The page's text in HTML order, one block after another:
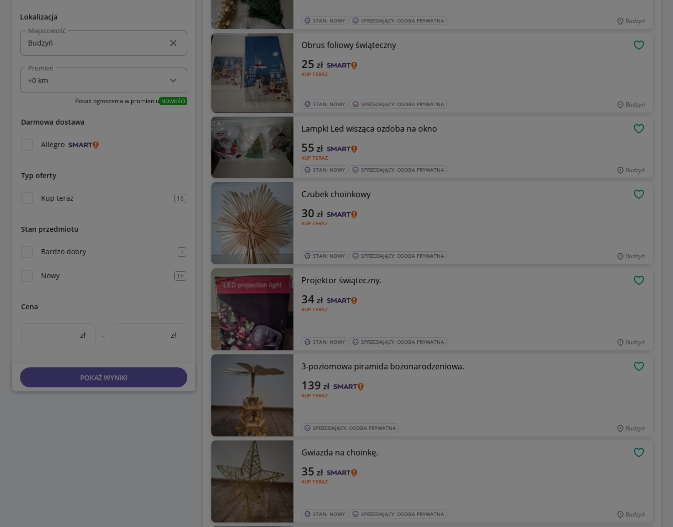
Lokalizacja
Miejscowość
Promień
Pokaż ogłoszenia w promieniu NOWOŚĆ!
Darmowa dostawa
Allegro
Typ oferty
Kup teraz 18
Stan przedmiotu
Bardzo dobry 2
Nowy 16
Cena
zł – zł
POKAŻ WYNIKI
STAN: NOWY SPRZEDAJĄCY: OSOBA PRYWATNA Budzyń
Obrus foliowy świąteczny
KUP TERAZ
25 zł
STAN: NOWY SPRZEDAJĄCY: OSOBA PRYWATNA Budzyń
Lampki Led wisząca ozdoba na okno
KUP TERAZ
55 zł
STAN: NOWY SPRZEDAJĄCY: OSOBA PRYWATNA Budzyń
Czubek choinkowy
KUP TERAZ
30 zł
STAN: NOWY SPRZEDAJĄCY: OSOBA PRYWATNA Budzyń
Projektor świąteczny.
KUP TERAZ
34 zł
STAN: NOWY SPRZEDAJĄCY: OSOBA PRYWATNA Budzyń
3-poziomowa piramida bożonarodzeniowa.
KUP TERAZ
139 zł
SPRZEDAJĄCY: OSOBA PRYWATNA Budzyń
Gwiazda na choinkę.
KUP TERAZ
35 zł
STAN: NOWY SPRZEDAJĄCY: OSOBA PRYWATNA Budzyń